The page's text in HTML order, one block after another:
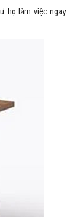
làm việc